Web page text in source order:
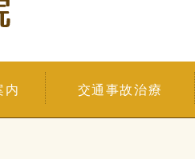
内 交通事故治療